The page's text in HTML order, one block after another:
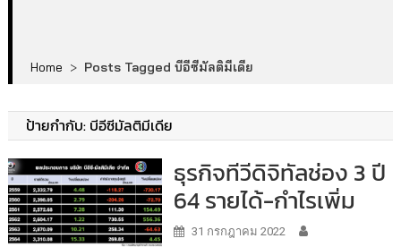
Home > Posts Tagged บีอีซีมัลติมีเดีย
ป้ายกำกับ: บีอีซีมัลติมีเดีย
ธุรกิจทีวีดิจิทัลช่อง 3 ปี
64 รายได้-กำไรเพิ่ม
31 กรกฎาคม 2022